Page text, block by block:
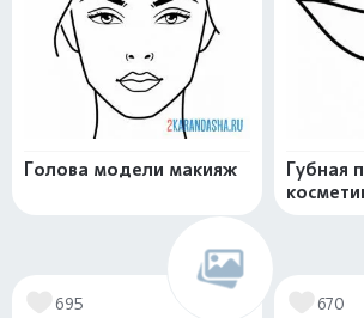
Голова модели макияж
Губная
695 670